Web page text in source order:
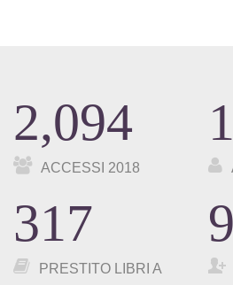
2,094
ACCESSI 2018
317
PRESTITO LIBRI A